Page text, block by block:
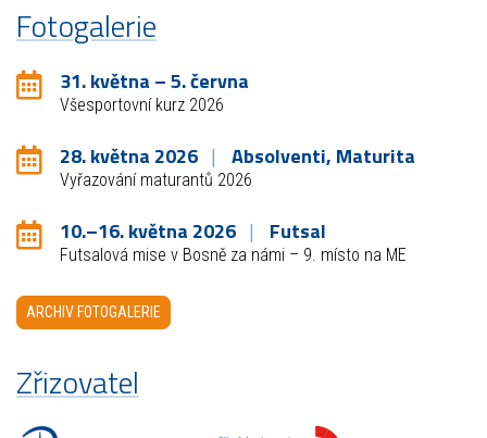
Fotogalerie
31. května – 5. června
Všesportovní kurz 2026
28. května 2026 Absolventi, Maturita
Vyřazování maturantů 2026
10.–16. května 2026 Futsal
Futsalová mise v Bosně za námi – 9. místo na ME
ARCHIV FOTOGALERIE
Zřizovatel